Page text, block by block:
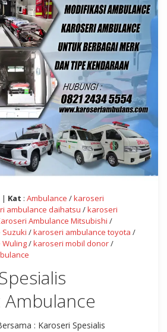
| Kat : Ambulance /karoseri
ambulance daihatsu /karoseri
Ambulance Mitsubishi /
/karoseri ambulance toyota /
/karoseri mobil donor/
: Karoseri Spesialis